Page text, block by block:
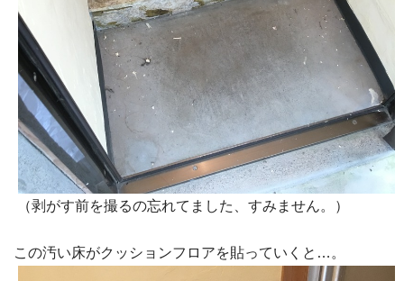
（剥がす前を撮るの忘れてました、すみません。）
この汚い床がクッションフロアを貼っていくと…。